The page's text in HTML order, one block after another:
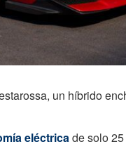
un híbrido
eléctricade solo